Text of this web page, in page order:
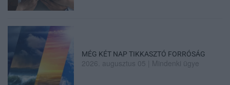
MÉG KÉT NAP TIKKASZTÓ FORRÓSÁG
2026. augusztus 05 Mindenki ügye